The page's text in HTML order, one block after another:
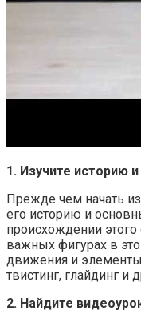
1. Изучите историю
Прежде чем начать
его историю и
происхождении этого
важных фигурах в
движения и элементы
твистинг, глайдинг и
2. Найдите